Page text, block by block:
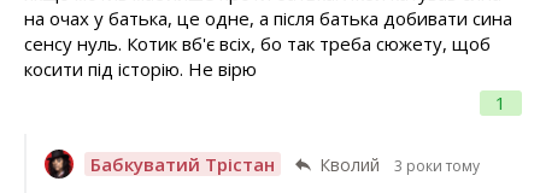
1
на очах у батька, це одне, а після батька добивати сина
сенсу нуль. Котик вб'є всіх, бо так треба сюжету, щоб
косити під історію. Не вірю
Бабкуватий Трістан Кволий 3 роки тому